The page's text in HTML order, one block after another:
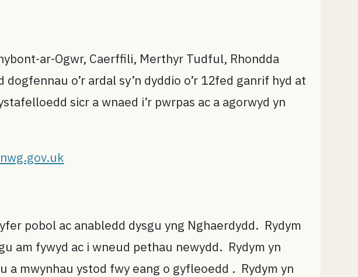
ar-Ogwr, Caerffili, Merthyr Tudful, Rhondda
o’r ardal sy’n dyddio o’r 12fed ganrif hyd at
sicr a wnaed i’r pwrpas ac a agorwyd yn
pobol ac anabledd dysgu yng Nghaerdydd. Rydym
am fywyd ac i wneud pethau newydd. Rydym yn
a mwynhau ystod fwy eang o gyfleoedd . Rydym yn